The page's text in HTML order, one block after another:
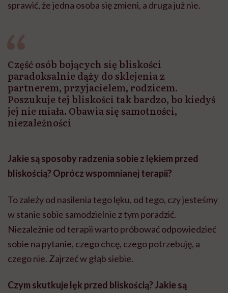
sprawić, że jedna osoba się zmieni, a druga już nie.
Część osób bojących się bliskości
paradoksalnie dąży do sklejenia z
partnerem, przyjacielem, rodzicem.
Poszukuje tej bliskości tak bardzo, bo kiedyś
jej nie miała. Obawia się samotności,
niezależności
Jakie są sposoby radzenia sobie z lękiem przed
bliskością? Oprócz wspomnianej terapii?
To zależy od nasilenia tego lęku, od tego, czy jesteśmy
w stanie sobie samodzielnie z tym poradzić.
Niezależnie od terapii warto próbować odpowiedzieć
sobie na pytanie, czego chcę, czego potrzebuję, a
czego nie. Zajrzeć w głąb siebie.
Czym skutkuje lęk przed bliskością? Jakie są